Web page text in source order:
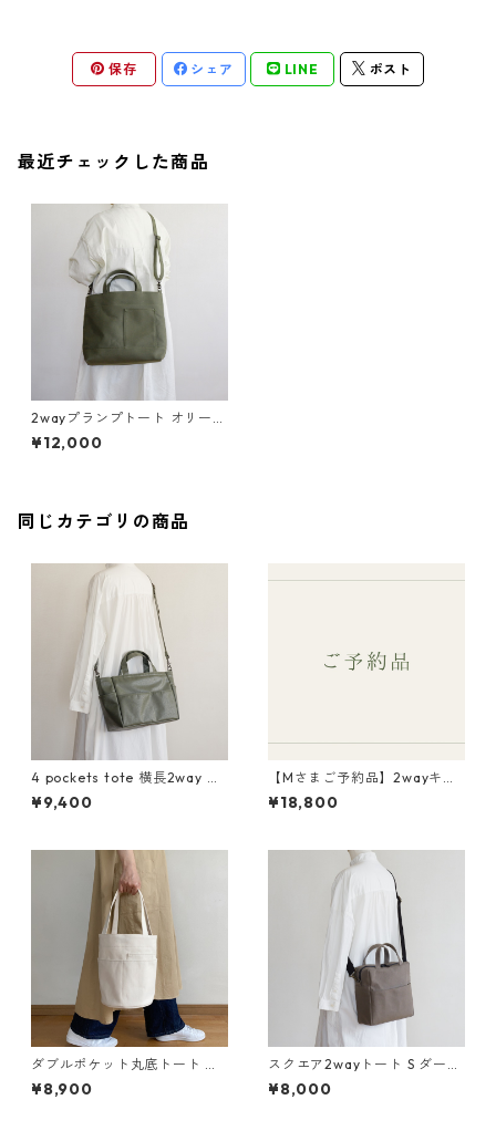
保存 シェア LINE ポスト
最近チェックした商品
2wayプランプトート オリーブ
/ 8号帆布
¥12,000
同じカテゴリの商品
4 pockets tote 横長2way オ
リーブドラブ / ポリエステル
帆布
¥9,400
【Mさまご予約品】2wayキャ
ンプトート L オリーブドラブ /
6号帆布
¥18,800
ダブルポケット丸底トート 生
成り / 9号帆布
¥8,900
スクエア2wayトート S ダーク
グレー / 8号帆布
¥8,000